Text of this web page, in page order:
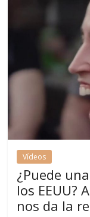
Vídeos
¿Puede
los EEUU?
nos da la